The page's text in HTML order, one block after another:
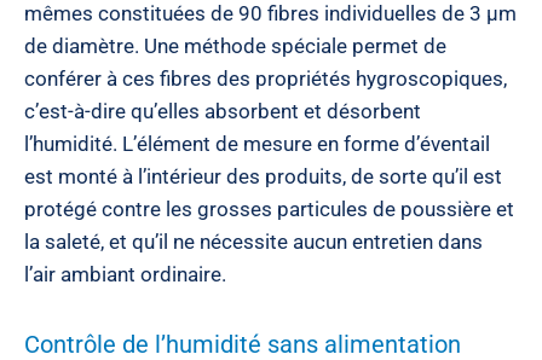
mêmes constituées de 90 fibres individuelles de 3 μm
de diamètre. Une méthode spéciale permet de
conférer à ces fibres des propriétés hygroscopiques,
c’est-à-dire qu’elles absorbent et désorbent
l’humidité. L’élément de mesure en forme d’éventail
est monté à l’intérieur des produits, de sorte qu’il est
protégé contre les grosses particules de poussière et
la saleté, et qu’il ne nécessite aucun entretien dans
l’air ambiant ordinaire.
Contrôle de l’humidité sans alimentation